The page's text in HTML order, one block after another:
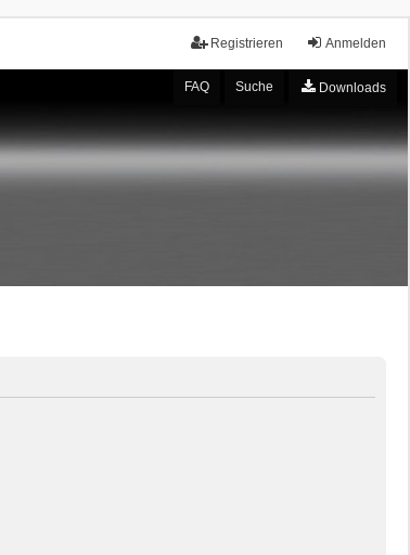
Anmelden
Registrieren
FAQ Suche Downloads